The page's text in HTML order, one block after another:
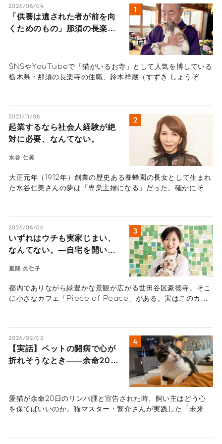
2026/08/04
「供養は遺された者が前を向
くためのもの」那須の長楽寺
SNSやYouTubeで「猫がいるお寺」として人気を博している
栃木県・那須の長楽寺の住職、鈴木祥蔵（すずき しょうぞ
を紐解きます。悲しみを自然の摂理と捉え、遺された人間が前
を向いて生きるためのヒントが詰まったメッセージ。
2021/11/08
起業するなら社会人経験が絶
対に必要、なんてない。
水谷 仁美
大正元年（1912年）創業の歴史ある養蜂園の長女として生まれ
た水谷仁美さんの夢は「専業主婦になる」だった。確かにその
験もなく会社経営のイロハすら皆無だった彼女が、2004年に
ビューティーブランド『HACCI（ハッチ）』を創業し、最高経
営責任者（CEO）としてハチミツの良さを世の中に伝えてい
る。彼女が、なぜ100人以上の社員を抱える会社の代表になっ
2026/08/06
いずれはウチも実家じまい、
なんてない。―自宅を開いた
った。豪徳寺の小さなカフェ
から見える住まいの未来―
風間 久仁子
都内でありながら緑豊かな景観が広がる世田谷区豪徳寺。そこ
に小さなカフェ「Piece of Peace」がある。実はこのカフ
て”いったのだろうか？
2026/02/02
【実話】ペットの闘病で心が
折れそうなとき――余命20日
愛猫が余命20日のリンパ腫と宣告された時、飼い主はどう心
を保てばいいのか。猫マスター・響介さんが実践した「未来へ